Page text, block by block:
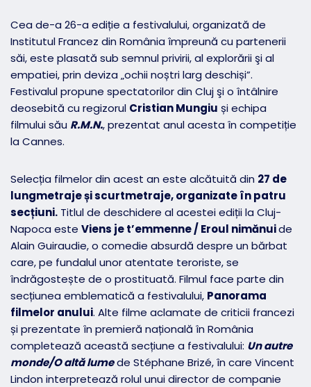
Cea de-a 26-a ediție a festivalului, organizată de
Institutul Francez din România împreună cu partenerii
săi, este plasată sub semnul privirii, al explorării şi al
empatiei, prin deviza „ochii noștri larg deschiși”.
Festivalul propune spectatorilor din Cluj şi o întâlnire
deosebită cu regizorul Cristian Mungiu și echipa
filmului său R.M.N., prezentat anul acesta în competiție
la Cannes.
Selecția filmelor din acest an este alcătuită din 27 de
lungmetraje și scurtmetraje, organizate în patru
secțiuni. Titlul de deschidere al acestei ediții la Cluj-
Napoca este Viens je t’emmenne / Eroul nimănuide
Alain Guiraudie, o comedie absurdă despre un bărbat
care, pe fundalul unor atentate teroriste, se
îndrăgostește de o prostituată. Filmul face parte din
secțiunea emblematică a festivalului, Panorama
filmelor anului. Alte filme aclamate de criticii francezi
și prezentate în premieră națională în România
completează această secțiune a festivalului: Un autre
monde/O altă lumede Stéphane Brizé, în care Vincent
Lindon interpretează rolul unui director de companie